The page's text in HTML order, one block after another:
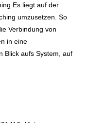
Es liegt auf der
umzusetzen. So
Verbindung von
in eine
Blick aufs System, auf